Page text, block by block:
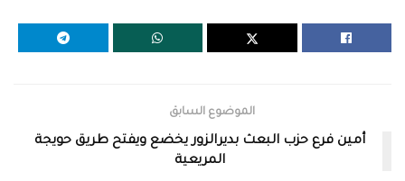
الموضوع السابق
أمين فرع حزب البعث بديرالزور يخضع ويفتح طريق حويجة
المريعية